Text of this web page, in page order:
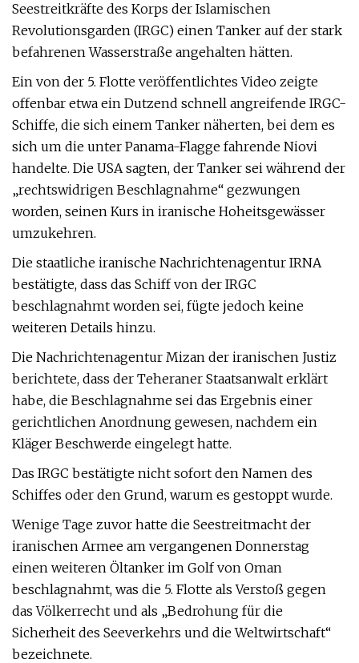
Seestreitkräfte des Korps der Islamischen
Revolutionsgarden (IRGC) einen Tanker auf der stark
befahrenen Wasserstraße angehalten hätten.
Ein von der 5. Flotte veröffentlichtes Video zeigte
offenbar etwa ein Dutzend schnell angreifende IRGC-
Schiffe, die sich einem Tanker näherten, bei dem es
sich um die unter Panama-Flagge fahrende Niovi
handelte. Die USA sagten, der Tanker sei während der
„rechtswidrigen Beschlagnahme“ gezwungen
worden, seinen Kurs in iranische Hoheitsgewässer
umzukehren.
Die staatliche iranische Nachrichtenagentur IRNA
bestätigte, dass das Schiff von der IRGC
beschlagnahmt worden sei, fügte jedoch keine
weiteren Details hinzu.
Die Nachrichtenagentur Mizan der iranischen Justiz
berichtete, dass der Teheraner Staatsanwalt erklärt
habe, die Beschlagnahme sei das Ergebnis einer
gerichtlichen Anordnung gewesen, nachdem ein
Kläger Beschwerde eingelegt hatte.
Das IRGC bestätigte nicht sofort den Namen des
Schiffes oder den Grund, warum es gestoppt wurde.
Wenige Tage zuvor hatte die Seestreitmacht der
iranischen Armee am vergangenen Donnerstag
einen weiteren Öltanker im Golf von Oman
beschlagnahmt, was die 5. Flotte als Verstoß gegen
das Völkerrecht und als „Bedrohung für die
Sicherheit des Seeverkehrs und die Weltwirtschaft“
bezeichnete.